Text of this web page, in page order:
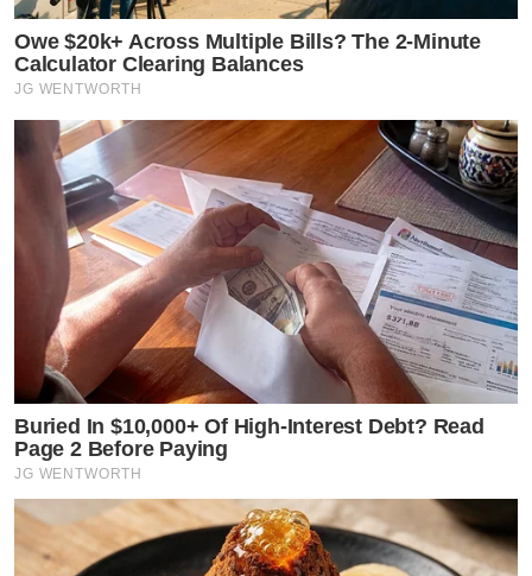
Owe $20k+ Across Multiple Bills? The 2-Minute
Calculator Clearing Balances
JG WENTWORTH
Buried In $10,000+ Of High-Interest Debt? Read
Page 2 Before Paying
JG WENTWORTH